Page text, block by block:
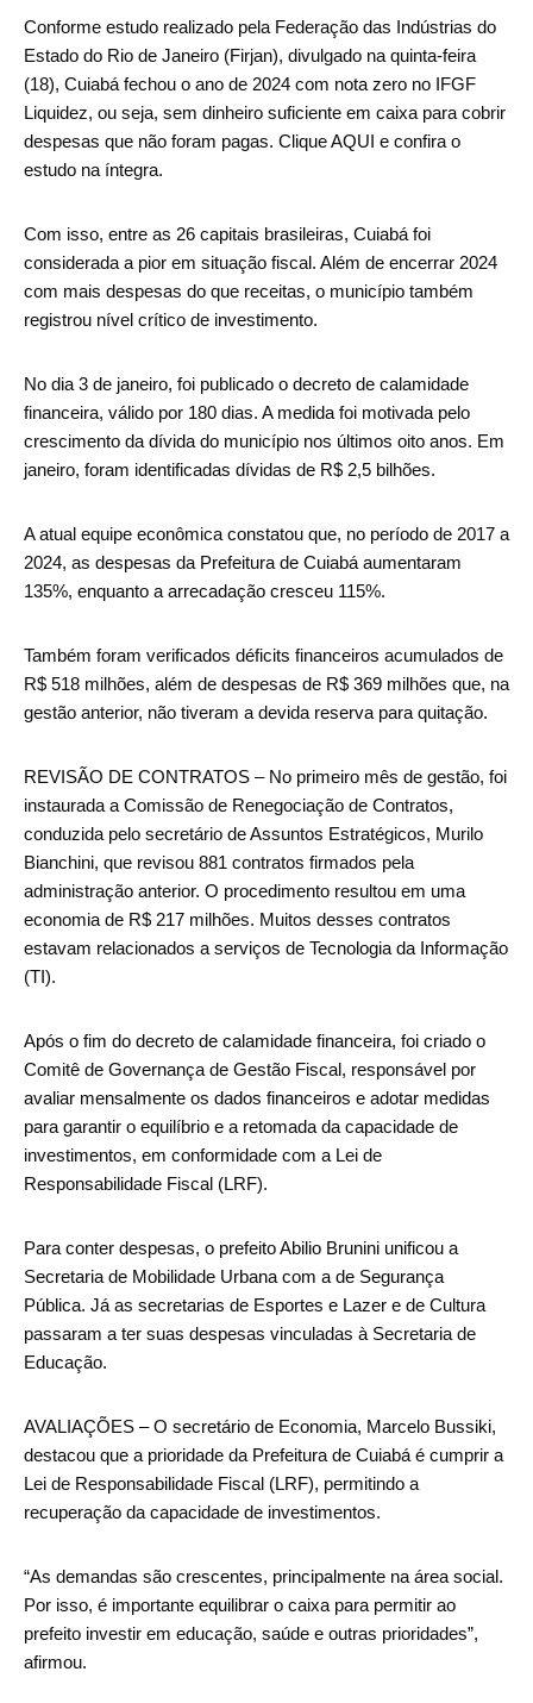
Conforme estudo realizado pela Federação das Indústrias do
Estado do Rio de Janeiro (Firjan), divulgado na quinta-feira
(18), Cuiabá fechou o ano de 2024 com nota zero no IFGF
Liquidez, ou seja, sem dinheiro suficiente em caixa para cobrir
despesas que não foram pagas. Clique AQUI e confira o
estudo na íntegra.
Com isso, entre as 26 capitais brasileiras, Cuiabá foi
considerada a pior em situação fiscal. Além de encerrar 2024
com mais despesas do que receitas, o município também
registrou nível crítico de investimento.
No dia 3 de janeiro, foi publicado o decreto de calamidade
financeira, válido por 180 dias. A medida foi motivada pelo
crescimento da dívida do município nos últimos oito anos. Em
janeiro, foram identificadas dívidas de R$ 2,5 bilhões.
A atual equipe econômica constatou que, no período de 2017 a
2024, as despesas da Prefeitura de Cuiabá aumentaram
135%, enquanto a arrecadação cresceu 115%.
Também foram verificados déficits financeiros acumulados de
R$ 518 milhões, além de despesas de R$ 369 milhões que, na
gestão anterior, não tiveram a devida reserva para quitação.
REVISÃO DE CONTRATOS – No primeiro mês de gestão, foi
instaurada a Comissão de Renegociação de Contratos,
conduzida pelo secretário de Assuntos Estratégicos, Murilo
Bianchini, que revisou 881 contratos firmados pela
administração anterior. O procedimento resultou em uma
economia de R$ 217 milhões. Muitos desses contratos
estavam relacionados a serviços de Tecnologia da Informação
(TI).
Após o fim do decreto de calamidade financeira, foi criado o
Comitê de Governança de Gestão Fiscal, responsável por
avaliar mensalmente os dados financeiros e adotar medidas
para garantir o equilíbrio e a retomada da capacidade de
investimentos, em conformidade com a Lei de
Responsabilidade Fiscal (LRF).
Para conter despesas, o prefeito Abilio Brunini unificou a
Secretaria de Mobilidade Urbana com a de Segurança
Pública. Já as secretarias de Esportes e Lazer e de Cultura
passaram a ter suas despesas vinculadas à Secretaria de
Educação.
AVALIAÇÕES – O secretário de Economia, Marcelo Bussiki,
destacou que a prioridade da Prefeitura de Cuiabá é cumprir a
Lei de Responsabilidade Fiscal (LRF), permitindo a
recuperação da capacidade de investimentos.
“As demandas são crescentes, principalmente na área social.
Por isso, é importante equilibrar o caixa para permitir ao
prefeito investir em educação, saúde e outras prioridades”,
afirmou.